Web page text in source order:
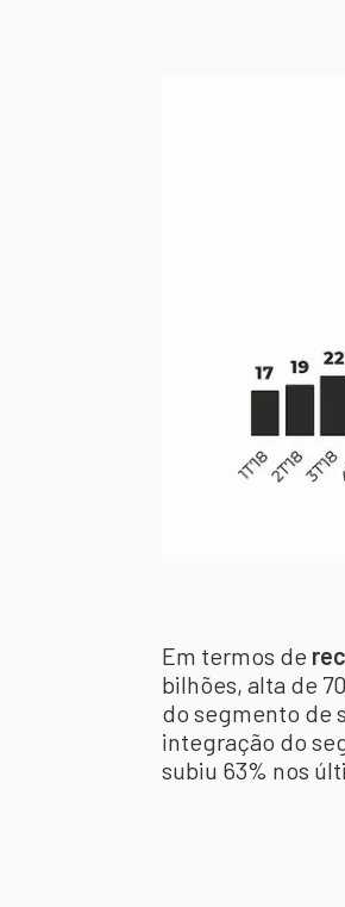
Em termos de
bilhões, alta de
do segmento de
integração do
subiu 63% nos